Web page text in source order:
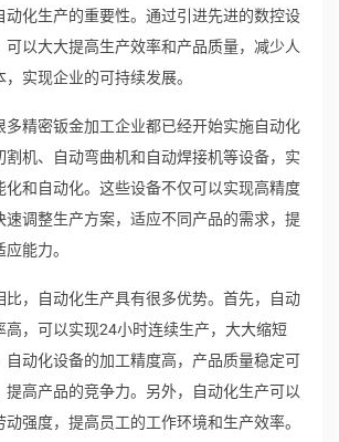
动化生产的重要性。通过引进先进的数控设
可以大大提高生产效率和产品质量，减少人
实现企业的可持续发展。
多精密钣金加工企业都已经开始实施自动化
割机、自动弯曲机和自动焊接机等设备，实
化和自动化。这些设备不仅可以实现高精度
速调整生产方案，适应不同产品的需求，提
能力。
比，自动化生产具有很多优势。首先，自动
高，可以实现24小时连续生产，大大缩短
自动化设备的加工精度高，产品质量稳定可
提高产品的竞争力。另外，自动化生产可以
强度，提高员工的工作环境和生产效率。